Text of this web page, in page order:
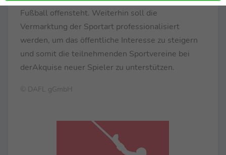
Fußball offensteht. Weiterhin soll die
Vermarktung der Sportart professionalisiert
werden, um das öffentliche Interesse zu steigern
und somit die teilnehmenden Sportvereine bei
derAkquise neuer Spieler zu unterstützen.
© DAFL gGmbH